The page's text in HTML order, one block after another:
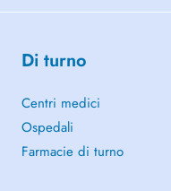
in ihrem Leben
alt Sie sind ich bin
eine zugängliche und
Di turno
Centri medici
Ospedali
Farmacie di turno